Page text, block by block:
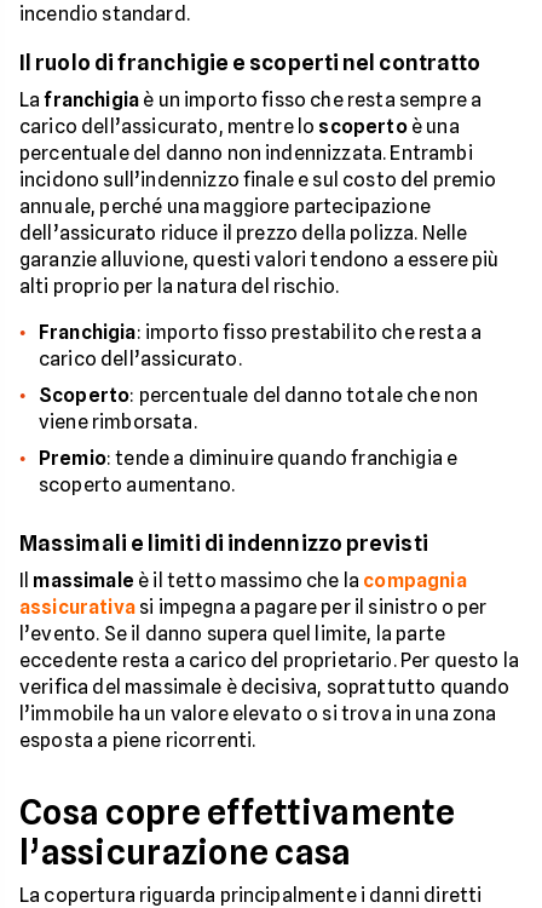
incendio standard.
Il ruolo di franchigie e scoperti nel contratto
Lafranchigia è un importo fisso che resta sempre a
carico dell’assicurato, mentre lo scopertoè una
percentuale del danno non indennizzata. Entrambi
incidono sull’indennizzo finale e sul costo del premio
annuale, perché una maggiore partecipazione
dell’assicurato riduce il prezzo della polizza. Nelle
garanzie alluvione, questi valori tendono a essere più
alti proprio per la natura del rischio.
Franchigia: importo fisso prestabilito che resta a
carico dell’assicurato.
Scoperto: percentuale del danno totale che non
viene rimborsata.
Premio: tende a diminuire quando franchigia e
scoperto aumentano.
Massimali e limiti di indennizzo previsti
Il massimale è il tetto massimo che la compagnia
assicurativasi impegna a pagare per il sinistro o per
l’evento. Se il danno supera quel limite, la parte
eccedente resta a carico del proprietario. Per questo la
verifica del massimale è decisiva, soprattutto quando
l’immobile ha un valore elevato o si trova in una zona
esposta a piene ricorrenti.
Cosa copre effettivamente
l’assicurazione casa
La copertura riguarda principalmente i danni diretti